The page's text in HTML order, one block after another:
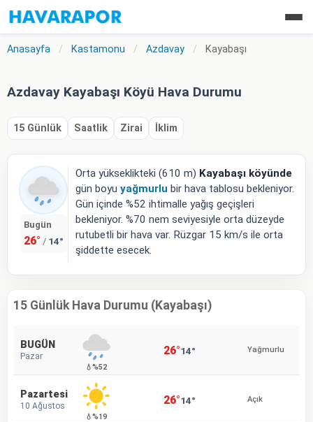
Anasayfa / Kastamonu / Azdavay / Kayabaşı
Azdavay Kayabaşı Köyü Hava Durumu
15 Günlük Saatlik Zirai İklim
Bugün
26° / 14°
Orta yükseklikteki (610 m) Kayabaşı köyünde
gün boyu yağmurlu bir hava tablosu bekleniyor.
Gün içinde %52 ihtimalle yağış geçişleri
bekleniyor. %70 nem seviyesiyle orta düzeyde
rutubetli bir hava var. Rüzgar 15 km/s ile orta
şiddette esecek.
15 Günlük Hava Durumu (Kayabaşı)
BUGÜN
Pazar
💧%52
26°14° Yağmurlu
Pazartesi
10 Ağustos
💧%19
26°14° Açık